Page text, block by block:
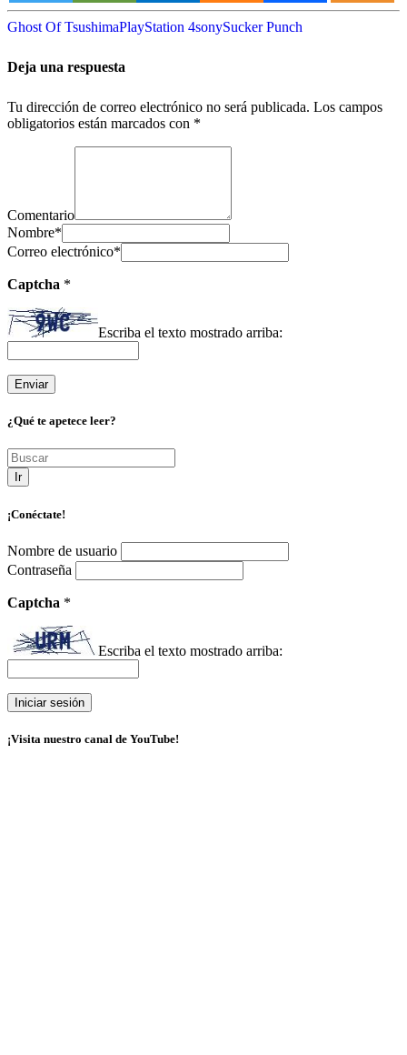
Ghost Of TsushimaPlayStation 4sonySucker Punch
Deja una respuesta
Tu dirección de correo electrónico no será publicada. Los campos
obligatorios están marcados con *
Comentario
Nombre*
Correo electrónico*
Captcha *
Escriba el texto mostrado arriba:
¿Qué te apetece leer?
Ir
¡Conéctate!
Nombre de usuario
Contraseña
Captcha *
Escriba el texto mostrado arriba:
¡Visita nuestro canal de YouTube!